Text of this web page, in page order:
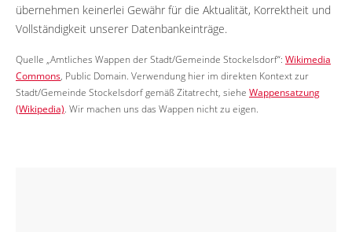
übernehmen keinerlei Gewähr für die Aktualität, Korrektheit und
Vollständigkeit unserer Datenbankeinträge.
Quelle „Amtliches Wappen der Stadt/Gemeinde Stockelsdorf“: Wikimedia
Commons, Public Domain. Verwendung hier im direkten Kontext zur
Stadt/Gemeinde Stockelsdorf gemäß Zitatrecht, siehe Wappensatzung
(Wikipedia). Wir machen uns das Wappen nicht zu eigen.